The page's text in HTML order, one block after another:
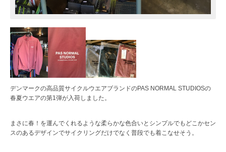
デンマークの高品質サイクルウエアブランドのPAS NORMAL STUDIOSの
春夏ウエアの第1弾が入荷しました。
まさに春！を運んでくれるような柔らかな色合いとシンプルでもどこかセン
スのあるデザインでサイクリングだけでなく普段でも着こなせそう。